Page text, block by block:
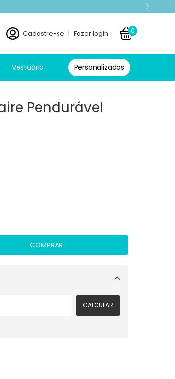
Cadastre-se | Fazer login 0
Vestuário Personalizados
Pendurável
Alterar CEP
CALCULAR